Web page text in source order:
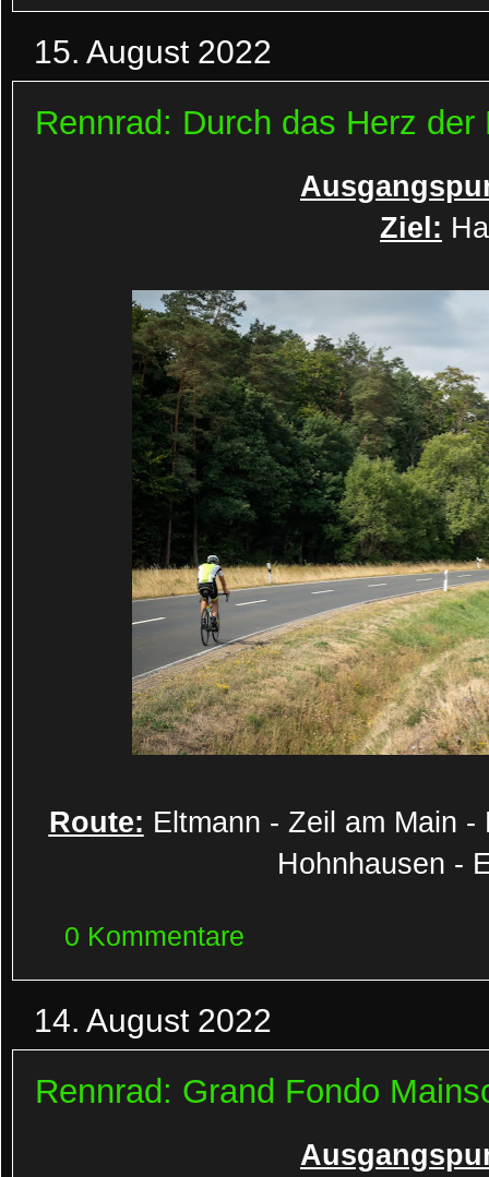
15. August 2022
Rennrad: Durch das Herz der
Ziel:
Route: Eltmann - Zeil am Main
Hohnhausen -
0 Kommentare
14. August 2022
Rennrad: Grand Fondo